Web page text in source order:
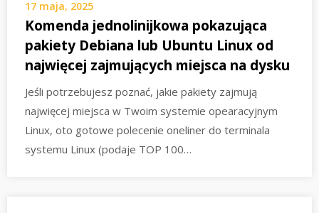
17 maja, 2025
Komenda jednolinijkowa pokazująca
pakiety Debiana lub Ubuntu Linux od
najwięcej zajmujących miejsca na dysku
Jeśli potrzebujesz poznać, jakie pakiety zajmują
najwięcej miejsca w Twoim systemie opearacyjnym
Linux, oto gotowe polecenie oneliner do terminala
systemu Linux (podaje TOP 100…